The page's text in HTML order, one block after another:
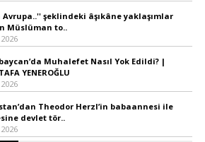
Avrupa..'' şeklindeki âşıkâne yaklaşımlar
Müslüman to..
Muhalefet Nasıl Yok Edildi? |
YENEROĞLU
Theodor Herzl’in babaannesi ile
devlet tör..